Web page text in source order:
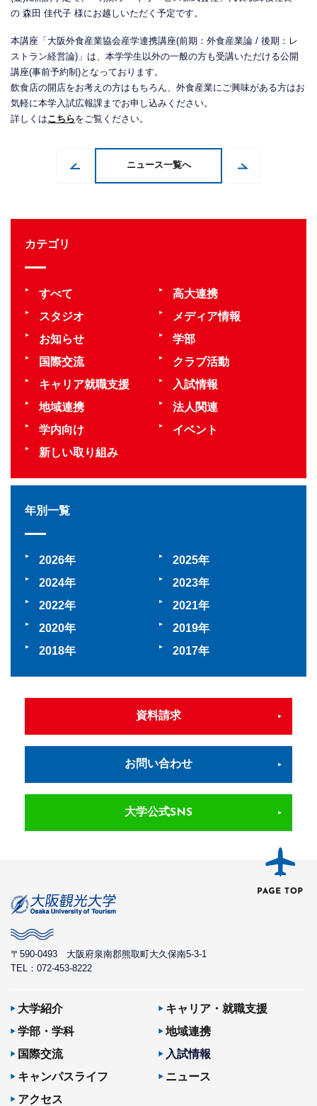
の 森田 佳代子 様にお越しいただく予定です。
本講座「大阪外食産業協会産学連携講座(前期：外食産業論 / 後期：レ
ストラン経営論)」は、本学学生以外の一般の方も受講いただける公開
講座(事前予約制)となっております。
飲食店の開店をお考えの方はもちろん、外食産業にご興味がある方はお
気軽に本学入試広報課までお申し込みください。
詳しくはこちらをご覧ください。
ニュース一覧へ
カテゴリ
すべて
高大連携
スタジオ
メディア情報
お知らせ
学部
国際交流
クラブ活動
キャリア就職支援
入試情報
地域連携
法人関連
学内向け
イベント
新しい取り組み
年別一覧
2026
2025
2024
2023
2022
2021
2020
2019
2018
2017
資料請求
お問い合わせ
大学公式SNS
〒590-0493 大阪府泉南郡熊取町大久保南5-3-1
TEL：072-453-8222
大学紹介
キャリア・就職支援
学部・学科
地域連携
国際交流
入試情報
キャンパスライフ
ニュース
アクセス